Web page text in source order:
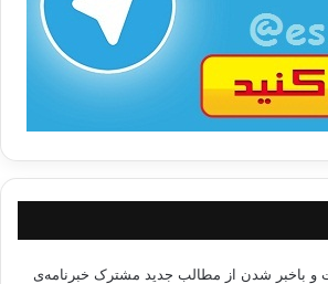
و باخبر شدن از مطالب جدید مشترک خبرنامه‌ی